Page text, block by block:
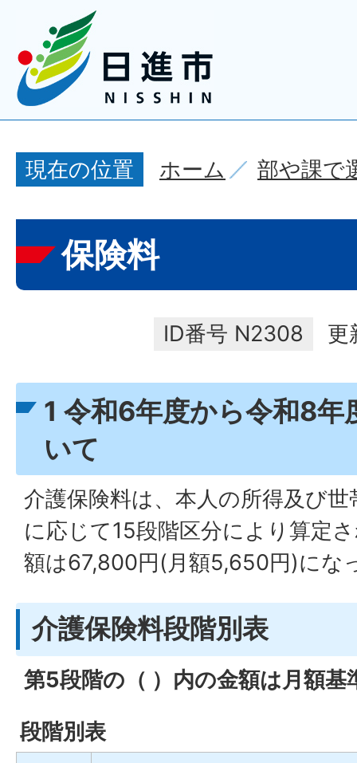
現在の位置 ホーム 部や課で
保険料
ID番号 N2308 更
1 令和6年度から令和8年
いて
介護保険料は、本人の所得及び
に応じて15段階区分により算定
額は67,800円(月額5,650円)にな
介護保険料段階別表
第5段階の（ ）内の金額は月額基
段階別表